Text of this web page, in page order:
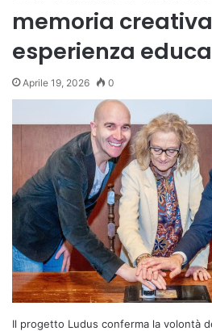
memoria
esperienza
Aprile 19, 2026 0
Il progetto Ludus conferma la volontà